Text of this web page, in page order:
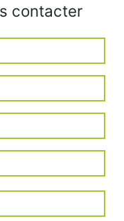
contacter